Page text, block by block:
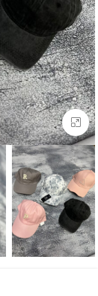
بزرگنمایی تصویر